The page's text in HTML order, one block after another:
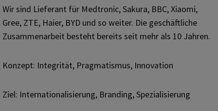
Wir sind Lieferant für Medtronic, Sakura, BBC, Xiaomi,
Gree, ZTE, Haier, BYD und so weiter. Die geschäftliche
Zusammenarbeit besteht bereits seit mehr als 10 Jahren.
Konzept: Integrität, Pragmatismus, Innovation
Ziel: Internationalisierung, Branding, Spezialisierung